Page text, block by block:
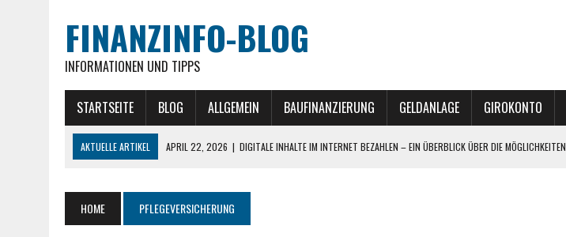
FINANZINFO-BLOG
INFORMATIONEN UND TIPPS
STARTSEITE BLOG ALLGEMEIN BAUFINANZIERUNG GELDANLAGE GIROKONTO
AKTUELLE ARTIKEL APRIL 22, 2026 | DIGITALE INHALTE IM INTERNET BEZAHLEN – EIN ÜBERBLICK ÜBER DIE MÖGLICHKEITEN
NOVEMBER 20, 2025 | GEWERBEIMMOBILIEN ALS INVESTITIONSKLASSE – DIVERSIFIKATION MIT POTENZIAL
HOME PFLEGEVERSICHERUNG